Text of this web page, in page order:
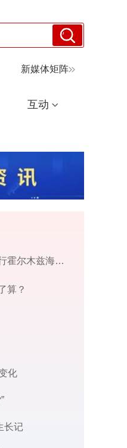
新媒体矩阵
互动
峡 对违规者重罚
算？
化
长记